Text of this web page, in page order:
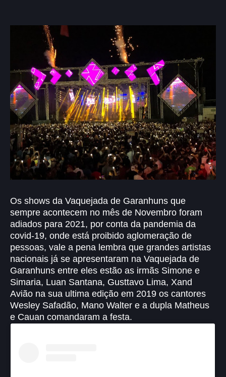
Os shows da Vaquejada de Garanhuns que
sempre acontecem no mês de Novembro foram
adiados para 2021, por conta da pandemia da
covid-19, onde está proibido aglomeração de
pessoas, vale a pena lembra que grandes artistas
nacionais já se apresentaram na Vaquejada de
Garanhuns entre eles estão as irmãs Simone e
Simaria, Luan Santana, Gusttavo Lima, Xand
Avião na sua ultima edição em 2019 os cantores
Wesley Safadão, Mano Walter e a dupla Matheus
e Cauan comandaram a festa.